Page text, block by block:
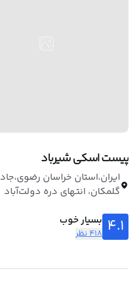
پیست اسکی شیرباد
ایران،استان خراسان
گلمکان، انتهای دره دولت‌آباد
4.1 بسیار خوب
418 نظر